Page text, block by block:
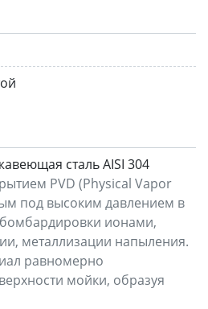
сталь AISI 304
PVD (Physical Vapor
под высоким давлением в
ионами,
металлизации напыления.
равномерно
мойки, образуя